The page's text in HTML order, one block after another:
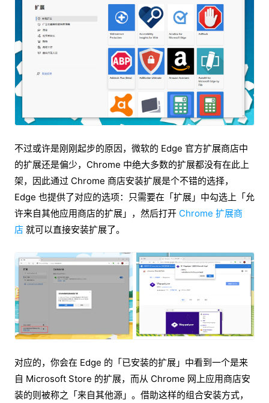
不过或许是刚刚起步的原因，微软的 Edge 官方扩展商店中
的扩展还是偏少，Chrome 中绝大多数的扩展都没有在此上
架，因此通过 Chrome 商店安装扩展是个不错的选择，
Edge 也提供了对应的选项：只需要在「扩展」中勾选上「允
许来自其他应用商店的扩展」，然后打开 Chrome 扩展商
店 就可以直接安装扩展了。
对应的，你会在 Edge 的「已安装的扩展」中看到一个是来
自 Microsoft Store 的扩展，而从 Chrome 网上应用商店安
装的则被称之「来自其他源」。借助这样的组合安装方式，